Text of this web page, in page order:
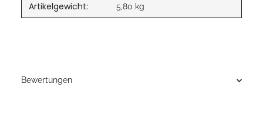
Artikelgewicht: 5,80 kg
Bewertungen